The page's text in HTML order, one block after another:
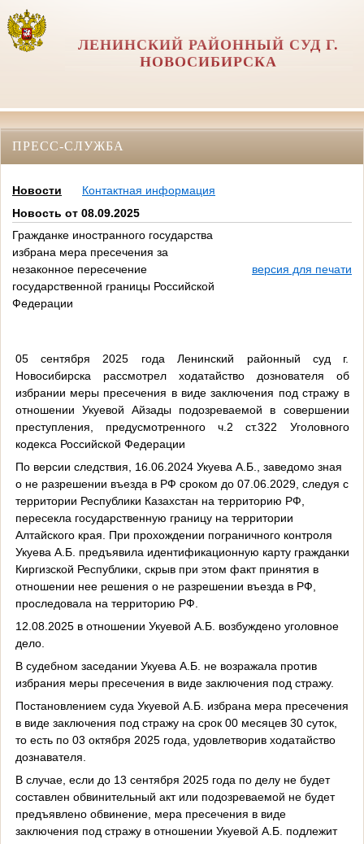
ЛЕНИНСКИЙ РАЙОННЫЙ СУД Г.
НОВОСИБИРСКА
ПРЕСС-СЛУЖБА
Новости
Контактная информация
Новость от 08.09.2025
Гражданке иностранного государства
избрана мера пресечения за
незаконное пересечение
государственной границы Российской
Федерации
версия для печати
05 сентября 2025 года Ленинский районный суд г.
Новосибирска рассмотрел ходатайство дознователя об
избрании меры пресечения в виде заключения под стражу в
отношении Укуевой Айзады подозреваемой в совершении
преступления, предусмотренного ч.2 ст.322 Уголовного
кодекса Российской Федерации
По версии следствия, 16.06.2024 Укуева А.Б., заведомо зная
о не разрешении въезда в РФ сроком до 07.06.2029, следуя с
территории Республики Казахстан на территорию РФ,
пересекла государственную границу на территории
Алтайского края. При прохождении пограничного контроля
Укуева А.Б. предъявила идентификационную карту гражданки
Киргизской Республики, скрыв при этом факт принятия в
отношении нее решения о не разрешении въезда в РФ,
проследовала на территорию РФ.
12.08.2025 в отношении Укуевой А.Б. возбуждено уголовное
дело.
В судебном заседании Укуева А.Б. не возражала против
избрания меры пресечения в виде заключения под стражу.
Постановлением суда Укуевой А.Б. избрана мера пресечения
в виде заключения под стражу на срок 00 месяцев 30 суток,
то есть по 03 октября 2025 года, удовлетворив ходатайство
дознавателя.
В случае, если до 13 сентября 2025 года по делу не будет
составлен обвинительный акт или подозреваемой не будет
предъявлено обвинение, мера пресечения в виде
заключения под стражу в отношении Укуевой А.Б. подлежит